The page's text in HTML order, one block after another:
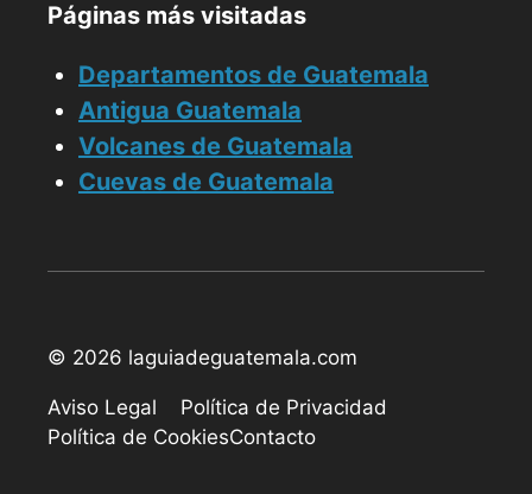
Páginas más visitadas
Departamentos de Guatemala
Antigua Guatemala
Volcanes de Guatemala
Cuevas de Guatemala
© 2026 laguiadeguatemala.com
Aviso Legal
Política de Privacidad
Política de CookiesContacto